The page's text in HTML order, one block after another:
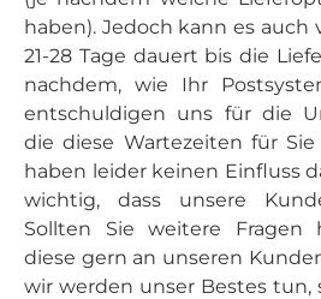
haben). Jedoch kann es auch
21-28 Tage dauert bis die
nachdem, wie Ihr
entschuldigen uns für die
die diese Wartezeiten für
haben leider keinen Einfluss
wichtig, dass unsere
Sollten Sie weitere Fragen
diese gern an unseren
wir werden unser Bestes tun,